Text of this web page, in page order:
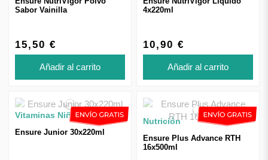
Sabor Vainilla
15,50 €
Añadir al carrito
4x220ml
10,90 €
Añadir al carrito
Vitaminas Niños
Ensure Junior 30x220ml
Nutrición
Ensure Plus Advance RTH
16x500ml